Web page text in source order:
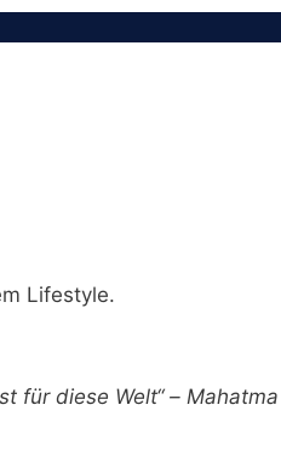
Lifestyle.
für diese Welt“ –